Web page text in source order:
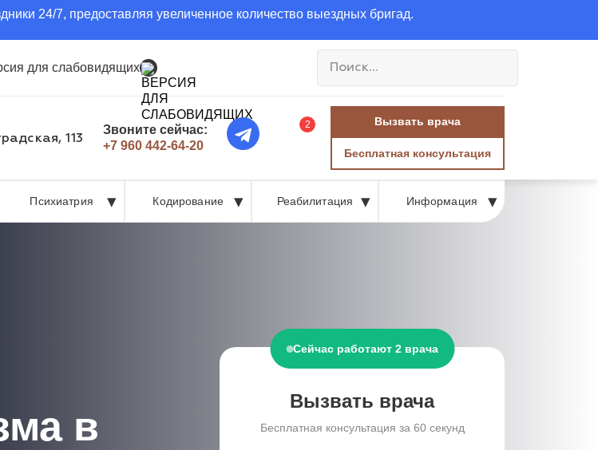
24/7, предоставляя увеличенное количество выездных бригад.
для слабовидящих
113
Звоните сейчас:
+7 960 442-64-20
2 Вызвать врача
Бесплатная консультация
Психиатрия Кодирование Реабилитация Информация
в
Сейчас работают 2 врача
Вызвать врача
Бесплатная консультация за 60 секунд